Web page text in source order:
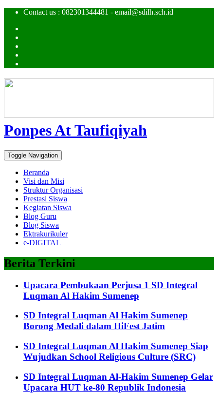
Contact us : 082301344481 - email@sdilh.sch.id
Ponpes At Taufiqiyah
Toggle Navigation
Beranda
Visi dan Misi
Struktur Organisasi
Prestasi Siswa
Kegiatan Siswa
Blog Guru
Blog Siswa
Ektrakurikuler
e-DIGITAL
Berita Terkini
Upacara Pembukaan Perjusa 1 SD Integral
Luqman Al Hakim Sumenep
SD Integral Luqman Al Hakim Sumenep
Borong Medali dalam HiFest Jatim
SD Integral Luqman Al Hakim Sumenep Siap
Wujudkan School Religious Culture (SRC)
SD Integral Luqman Al-Hakim Sumenep Gelar
Upacara HUT ke-80 Republik Indonesia